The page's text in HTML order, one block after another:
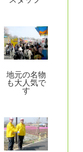
地元の名物
も大人気で
す